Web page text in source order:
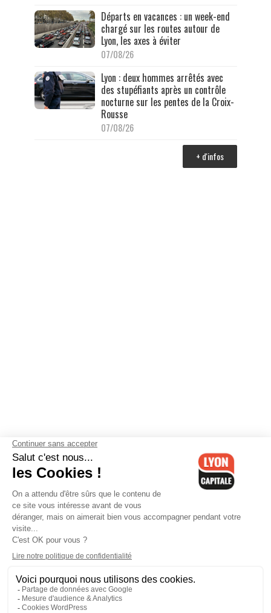
Départs en vacances : un week-end
chargé sur les routes autour de
Lyon, les axes à éviter
07/08/26
Lyon : deux hommes arrêtés avec
des stupéfiants après un contrôle
nocturne sur les pentes de la Croix-
Rousse
07/08/26
+ d'infos
Contactez-nous-Mentions légales-CGV-Politique de
confidentialité-Gestion des cookies